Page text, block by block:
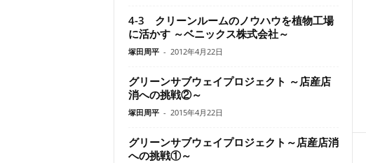
4-3 クリーンルームのノウハウを植物工場
に活かす ～ベニックス株式会社～
塚田周平 - 2012年4月22日
グリーンサブウェイプロジェクト ～店産店
消への挑戦②～
塚田周平 - 2015年4月22日
グリーンサブウェイプロジェクト～店産店消
への挑戦①～